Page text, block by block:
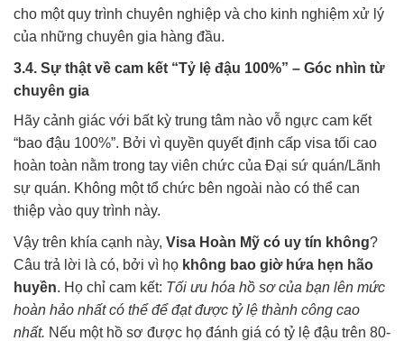
cho một quy trình chuyên nghiệp và cho kinh nghiệm xử lý
của những chuyên gia hàng đầu.
3.4. Sự thật về cam kết “Tỷ lệ đậu 100%” – Góc nhìn từ
chuyên gia
Hãy cảnh giác với bất kỳ trung tâm nào vỗ ngực cam kết
“bao đậu 100%”. Bởi vì quyền quyết định cấp visa tối cao
hoàn toàn nằm trong tay viên chức của Đại sứ quán/Lãnh
sự quán. Không một tổ chức bên ngoài nào có thể can
thiệp vào quy trình này.
Vậy trên khía cạnh này, Visa Hoàn Mỹ có uy tín không?
Câu trả lời là có, bởi vì họ không bao giờ hứa hẹn hão
huyền. Họ chỉ cam kết: Tối ưu hóa hồ sơ của bạn lên mức
hoàn hảo nhất có thể để đạt được tỷ lệ thành công cao
nhất. Nếu một hồ sơ được họ đánh giá có tỷ lệ đậu trên 80-